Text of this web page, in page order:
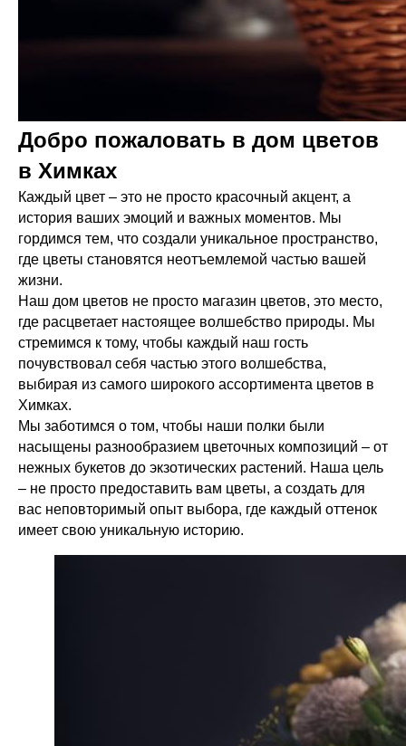
Добро пожаловать в дом цветов
в Химках
Каждый цвет – это не просто красочный акцент, а
история ваших эмоций и важных моментов. Мы
гордимся тем, что создали уникальное пространство,
где цветы становятся неотъемлемой частью вашей
жизни.
Наш дом цветов не просто магазин цветов, это место,
где расцветает настоящее волшебство природы. Мы
стремимся к тому, чтобы каждый наш гость
почувствовал себя частью этого волшебства,
выбирая из самого широкого ассортимента цветов в
Химках.
Мы заботимся о том, чтобы наши полки были
насыщены разнообразием цветочных композиций – от
нежных букетов до экзотических растений. Наша цель
– не просто предоставить вам цветы, а создать для
вас неповторимый опыт выбора, где каждый оттенок
имеет свою уникальную историю.